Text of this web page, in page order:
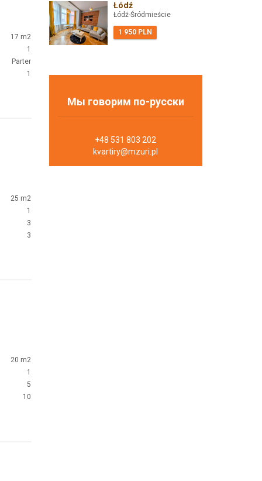
17 m2
1
Parter
1
25 m2
1
3
3
20 m2
1
5
10
Łódź
Łódź-Śródmieście
1 950 PLN
Мы говорим по-русски
+48 531 803 202
kvartiry@mzuri.pl